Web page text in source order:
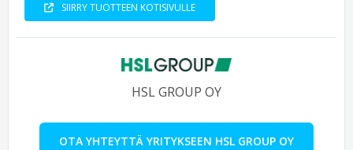
SIIRRY TUOTTEEN KOTISIVULLE
HSL GROUP OY
OTA YHTEYTTÄ YRITYKSEEN HSL GROUP OY